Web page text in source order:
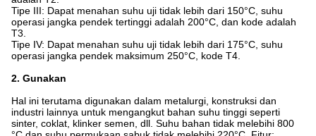
Tipe III: Dapat menahan suhu uji tidak lebih dari 150°C, suhu
operasi jangka pendek tertinggi adalah 200°C, dan kode adalah
T3.
Tipe IV: Dapat menahan suhu uji tidak lebih dari 175°C, suhu
operasi jangka pendek maksimum 250°C, kode T4.
2. Gunakan
Hal ini terutama digunakan dalam metalurgi, konstruksi dan
industri lainnya untuk mengangkut bahan suhu tinggi seperti
sinter, coklat, klinker semen, dll. Suhu bahan tidak melebihi 800